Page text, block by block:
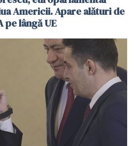
Americii. Apare alături de
pe lângă UE